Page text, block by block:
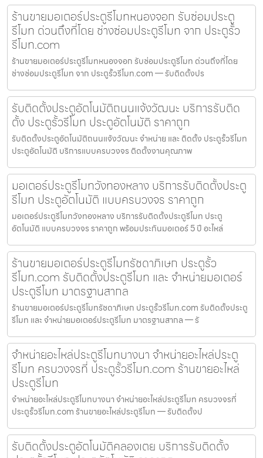
ร้านขายมอเตอร์ประตูรีโมทหนองจอก รับซ่อมประตู
รีโมท ด่วนถึงที่โดย ช่างซ่อมประตูรีโมท จาก ประตูรั้ว
รีโมท.com
ร้านขายมอเตอร์ประตูรีโมทหนองจอก รับซ่อมประตูรีโมท ด่วนถึงที่โดย
ช่างซ่อมประตูรีโมท จาก ประตูรั้วรีโมท.com — รับติดตั้งปร
รับติดตั้งประตูอัตโนมัติถนนแจ้งวัฒนะ บริการรับติด
ตั้ง ประตูรั้วรีโมท ประตูอัตโนมัติ ราคาถูก
รับติดตั้งประตูอัตโนมัติถนนแจ้งวัฒนะ จำหน่าย และ ติดตั้ง ประตูรั้วรีโมท
ประตูอัตโนมัติ บริการแบบครบวงจร ติดตั้งงานคุณภาพ
มอเตอร์ประตูรีโมทวังทองหลาง บริการรับติดตั้งประตู
รีโมท ประตูอัตโนมัติ แบบครบวงจร ราคาถูก
มอเตอร์ประตูรีโมทวังทองหลาง บริการรับติดตั้งประตูรีโมท ประตู
อัตโนมัติ แบบครบวงจร ราคาถูก พร้อมประกันมอเตอร์ 5 ปี อะไหล่
ร้านขายมอเตอร์ประตูรีโมทรัชดาภิเษก ประตูรั้ว
รีโมท.com รับติดตั้งประตูรีโมท และ จำหน่ายมอเตอร์
ประตูรีโมท มาตรฐานสากล
ร้านขายมอเตอร์ประตูรีโมทรัชดาภิเษก ประตูรั้วรีโมท.com รับติดตั้งประตู
รีโมท และ จำหน่ายมอเตอร์ประตูรีโมท มาตรฐานสากล — รั
จำหน่ายอะไหล่ประตูรีโมทบางนา จำหน่ายอะไหล่ประตู
รีโมท ครบวงจรที่ ประตูรั้วรีโมท.com ร้านขายอะไหล่
ประตูรีโมท
จำหน่ายอะไหล่ประตูรีโมทบางนา จำหน่ายอะไหล่ประตูรีโมท ครบวงจรที่
ประตูรั้วรีโมท.com ร้านขายอะไหล่ประตูรีโมท — รับติดตั้งป
รับติดตั้งประตูอัตโนมัติคลองเตย บริการรับติดตั้ง